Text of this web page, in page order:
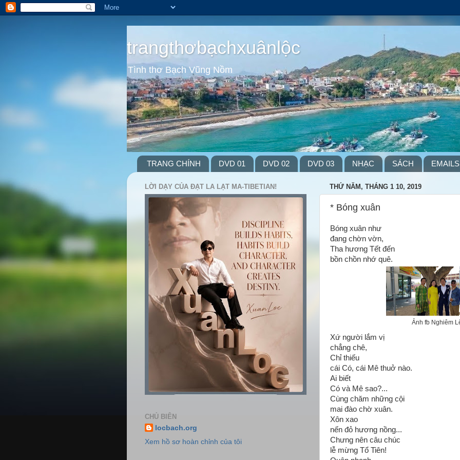
trangthơbạchxuânlộc
Tình thơ Bạch Vũng Nồm
TRANG CHÍNH DVD 01 DVD 02 DVD 03 NHẠC SÁCH EMAILS
THỨ NĂM, THÁNG 1 10, 2019
* Bóng xuân
Bóng xuân như
đang chờn vờn,
Tha hương Tết đến
bồn chồn nhớ quê.
Ảnh fb Nghiêm
Xứ người lắm vị
chẳng chê,
Chỉ thiếu
cái Có, cái Mê thuở nào.
Ai biết
Có và Mê sao?...
Cùng chăm những cội
mai đào chờ xuân.
Xôn xao
nến đỏ hương nồng...
Chưng nên câu chúc
lễ mừng Tổ Tiên!
LỜI DẠY CỦA ĐẠT LA LẠT MA-TIBETIAN!
CHỦ BIÊN
locbach.org
Xem hồ sơ hoàn chỉnh của tôi